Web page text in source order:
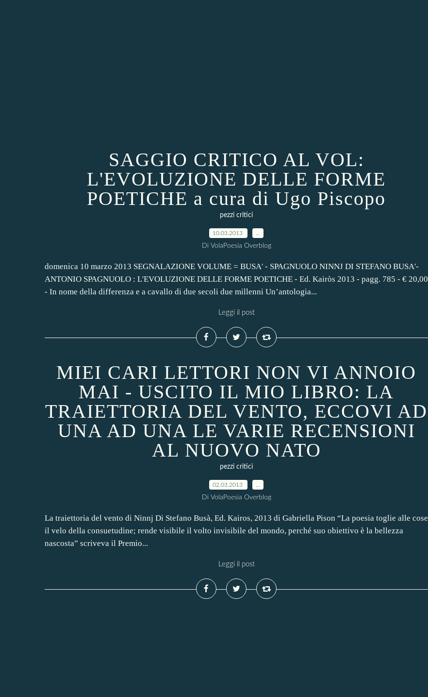
SAGGIO CRITICO AL VOL:
L'EVOLUZIONE DELLE FORME
POETICHE a cura di Ugo Piscopo
pezzi critici
10.03.2013
Di VolaPoesia Overblog
domenica 10 marzo 2013 SEGNALAZIONE VOLUME = BUSA' - SPAGNUOLO NINNJ DI STEFANO BUSA'-
ANTONIO SPAGNUOLO : L'EVOLUZIONE DELLE FORME POETICHE - Ed. Kairòs 2013 - pagg. 785 - € 20,00
- In nome della differenza e a cavallo di due secoli due millenni Un’antologia...
Leggi il post
MIEI CARI LETTORI NON VI ANNOIO
MAI - USCITO IL MIO LIBRO: LA
TRAIETTORIA DEL VENTO, ECCOVI AD
UNA AD UNA LE VARIE RECENSIONI
AL NUOVO NATO
pezzi critici
02.03.2013
Di VolaPoesia Overblog
La traiettoria del vento di Ninnj Di Stefano Busà, Ed. Kairos, 2013 di Gabriella Pison “La poesia toglie alle cose
il velo della consuetudine; rende visibile il volto invisibile del mondo, perché suo obiettivo è la bellezza
nascosta” scriveva il Premio...
Leggi il post